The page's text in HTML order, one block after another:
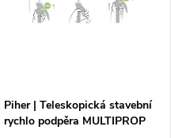
Piher | Teleskopická stavební
rychlo podpěra MULTIPROP